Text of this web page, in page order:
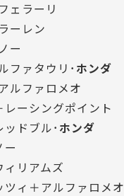
ェラーリ
ーレン
ー
ファタウリ･ ホンダ
ルファロメオ
ーシングポイント
ドブル･ ホンダ
ー
ィリアムズ
ツィ＋アルファロメオ